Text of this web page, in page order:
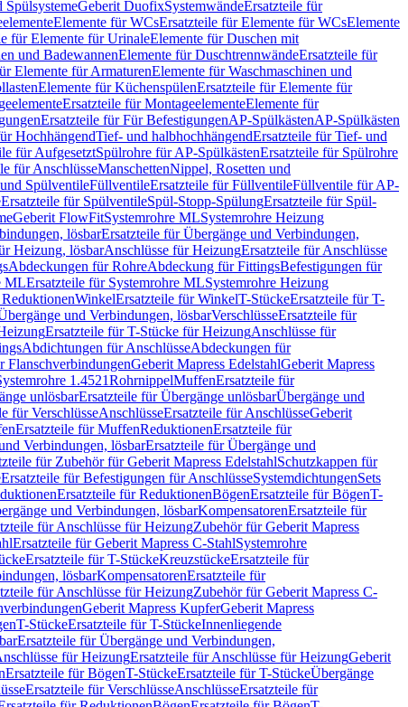
SpülsystemeGeberit DuofixSystemwändeErsatzteile für
Elemente für WCsErsatzteile für Elemente für WCsElemente
für Elemente für UrinaleElemente für Duschen mit
und BadewannenElemente für DuschtrennwändeErsatzteile für
Elemente für ArmaturenElemente für Waschmaschinen und
Elemente für KüchenspülenErsatzteile für Elemente für
Ersatzteile für MontageelementeElemente für
Ersatzteile für Für BefestigungenAP-SpülkästenAP-Spülkästen
HochhängendTief- und halbhochhängendErsatzteile für Tief- und
für AufgesetztSpülrohre für AP-SpülkästenErsatzteile für Spülrohre
für AnschlüsseManschettenNippel, Rosetten und
SpülventileFüllventileErsatzteile für FüllventileFüllventile für AP-
Ersatzteile für SpülventileSpül-Stopp-SpülungErsatzteile für Spül-
Geberit FlowFitSystemrohre MLSystemrohre Heizung
lösbarErsatzteile für Übergänge und Verbindungen,
Heizung, lösbarAnschlüsse für HeizungErsatzteile für Anschlüsse
Abdeckungen für RohreAbdeckung für FittingsBefestigungen für
MLErsatzteile für Systemrohre MLSystemrohre Heizung
WinkelErsatzteile für WinkelT-StückeErsatzteile für T-
und Verbindungen, lösbarVerschlüsseErsatzteile für
Ersatzteile für T-Stücke für HeizungAnschlüsse für
Abdichtungen für AnschlüsseAbdeckungen für
FlanschverbindungenGeberit Mapress EdelstahlGeberit Mapress
1.4521RohrnippelMuffenErsatzteile für
unlösbarErsatzteile für Übergänge unlösbarÜbergänge und
für VerschlüsseAnschlüsseErsatzteile für AnschlüsseGeberit
Ersatzteile für MuffenReduktionenErsatzteile für
Verbindungen, lösbarErsatzteile für Übergänge und
für Zubehör für Geberit Mapress EdelstahlSchutzkappen für
Ersatzteile für Befestigungen für AnschlüsseSystemdichtungenSets
Ersatzteile für ReduktionenBögenErsatzteile für BögenT-
und Verbindungen, lösbarKompensatorenErsatzteile für
für Anschlüsse für HeizungZubehör für Geberit Mapress
Ersatzteile für Geberit Mapress C-StahlSystemrohre
Ersatzteile für T-StückeKreuzstückeErsatzteile für
lösbarKompensatorenErsatzteile für
für Anschlüsse für HeizungZubehör für Geberit Mapress C-
Geberit Mapress KupferGeberit Mapress
T-StückeErsatzteile für T-StückeInnenliegende
Ersatzteile für Übergänge und Verbindungen,
für HeizungErsatzteile für Anschlüsse für HeizungGeberit
Ersatzteile für BögenT-StückeErsatzteile für T-StückeÜbergänge
Ersatzteile für VerschlüsseAnschlüsseErsatzteile für